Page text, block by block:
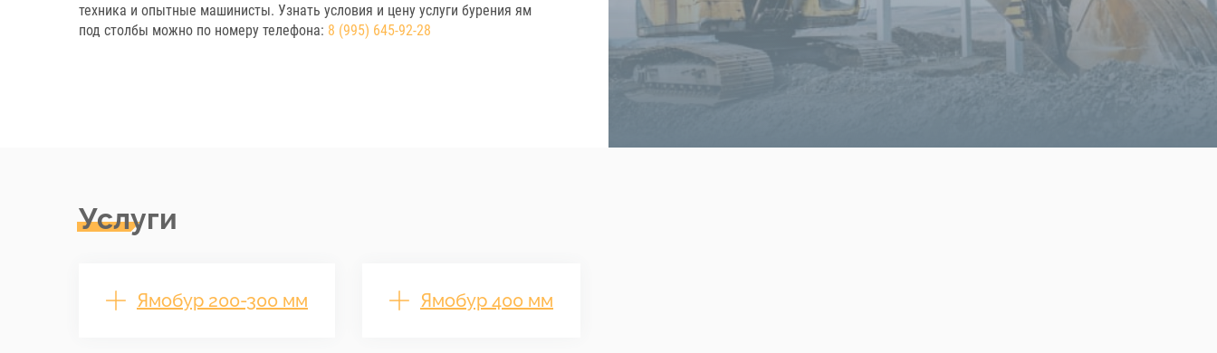
техника и опытные машинисты. Узнать условия и цену услуги бурения ям
под столбы можно по номеру телефона: 8 (995) 645-92-28
Услуги
Ямобур 200-300 мм Ямобур 400 мм